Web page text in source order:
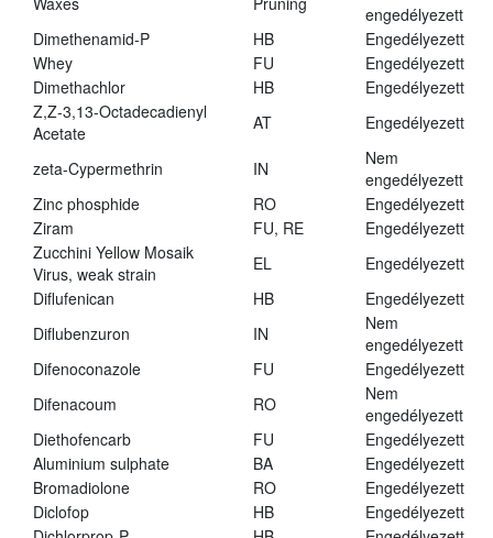
engedélyezett
Dimethenamid-P
HB
Engedélyezett
Whey
FU
Engedélyezett
Dimethachlor
HB
Engedélyezett
Z,Z-3,13-Octadecadienyl
Acetate
AT Engedélyezett
zeta-Cypermethrin IN
Nem
engedélyezett
Zinc phosphide
RO
Engedélyezett
Ziram
FU, RE
Engedélyezett
Zucchini Yellow Mosaik
Virus, weak strain
EL
Engedélyezett
Diflufenican
HB
Engedélyezett
Diflubenzuron
IN
Nem
engedélyezett
Difenoconazole
FU
Engedélyezett
Difenacoum
RO
Nem
engedélyezett
Diethofencarb
FU
Engedélyezett
Aluminium sulphate
BA
Engedélyezett
Bromadiolone
RO
Engedélyezett
Diclofop
HB
Engedélyezett